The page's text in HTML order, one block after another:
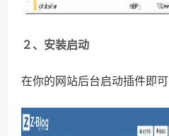
２、安装启动
在你的网站后台启动插件即可